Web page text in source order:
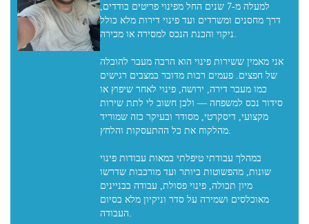
למעלה מ-7 שנים החל מפינוי פריטים בודדים,
דרך מחסנים ומשרדים ועד פינוי דירות מלא כולל
ניקוי והכנת הנכס למסירה או מכירה.
אני מאמין ששירות פינוי הוא הרבה מעבר להובלה
של חפצים. פעמים רבות מדובר במצבים רגישים
כמו מעבר דירה, ירושה, פינוי לאחר שיפוץ או
סידור נכס למשפחה — ולכן חשוב לי לתת שירות
מקצועי, דיסקרטי, מסודר ובעיקר כזה שמוריד
מהלקוח את כל ההתעסקות והלחץ.
במהלך עבודתי טיפלתי במאות עבודות פינוי
שונות, מהפשוטות ביותר ועד מורכבות שדרשו
מיון תכולה, פינוי פסולת, עבודה בבניינים
מאוכלסים ושמירה על סדר וניקיון מלא בסיום